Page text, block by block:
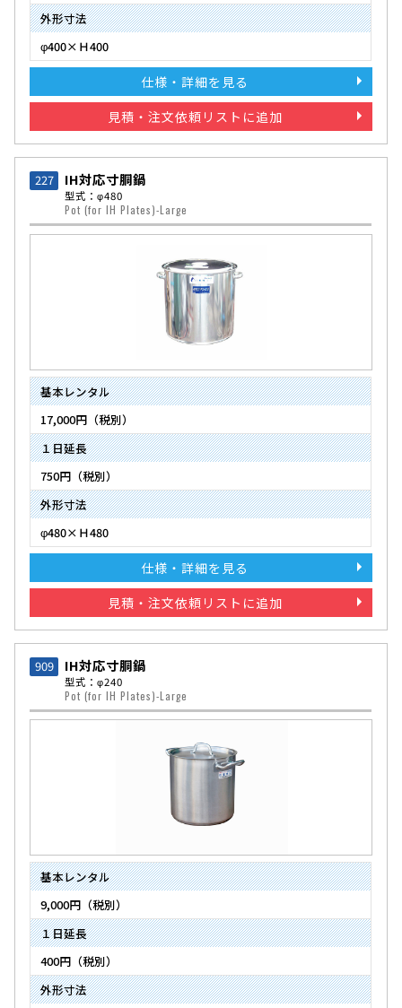
外形寸法
φ400×Ｈ400
仕様・詳細を見る
見積・注文依頼リストに追加
227 IH対応寸胴鍋
型式：φ480
Pot (for IH Plates)-Large
基本レンタル
17,000円（税別）
１日延長
750円（税別）
外形寸法
φ480×Ｈ480
仕様・詳細を見る
見積・注文依頼リストに追加
909 IH対応寸胴鍋
型式：φ240
Pot (for IH Plates)-Large
基本レンタル
9,000円（税別）
１日延長
400円（税別）
外形寸法